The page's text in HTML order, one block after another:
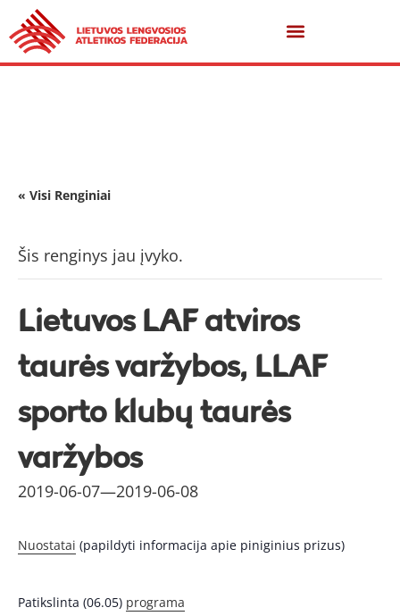
« Visi Renginiai
Šis renginys jau įvyko.
Lietuvos LAF atviros
taurės varžybos, LLAF
sporto klubų taurės
varžybos
2019-06-07—2019-06-08
Nuostatai (papildyti informacija apie piniginius prizus)
Patikslinta (06.05) programa